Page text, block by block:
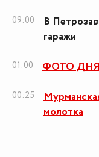
09:00
В
гаражи
01:00 ФОТО ДНЯ:
00:25
молотка